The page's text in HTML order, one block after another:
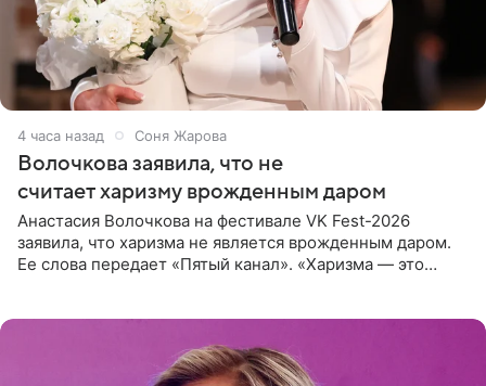
4 часа назад Соня Жарова
Волочкова заявила, что не
считает харизму врожденным даром
Анастасия Волочкова на фестивале VK Fest-2026
заявила, что харизма не является врожденным даром.
Ее слова передает «Пятый канал». «Харизма — это